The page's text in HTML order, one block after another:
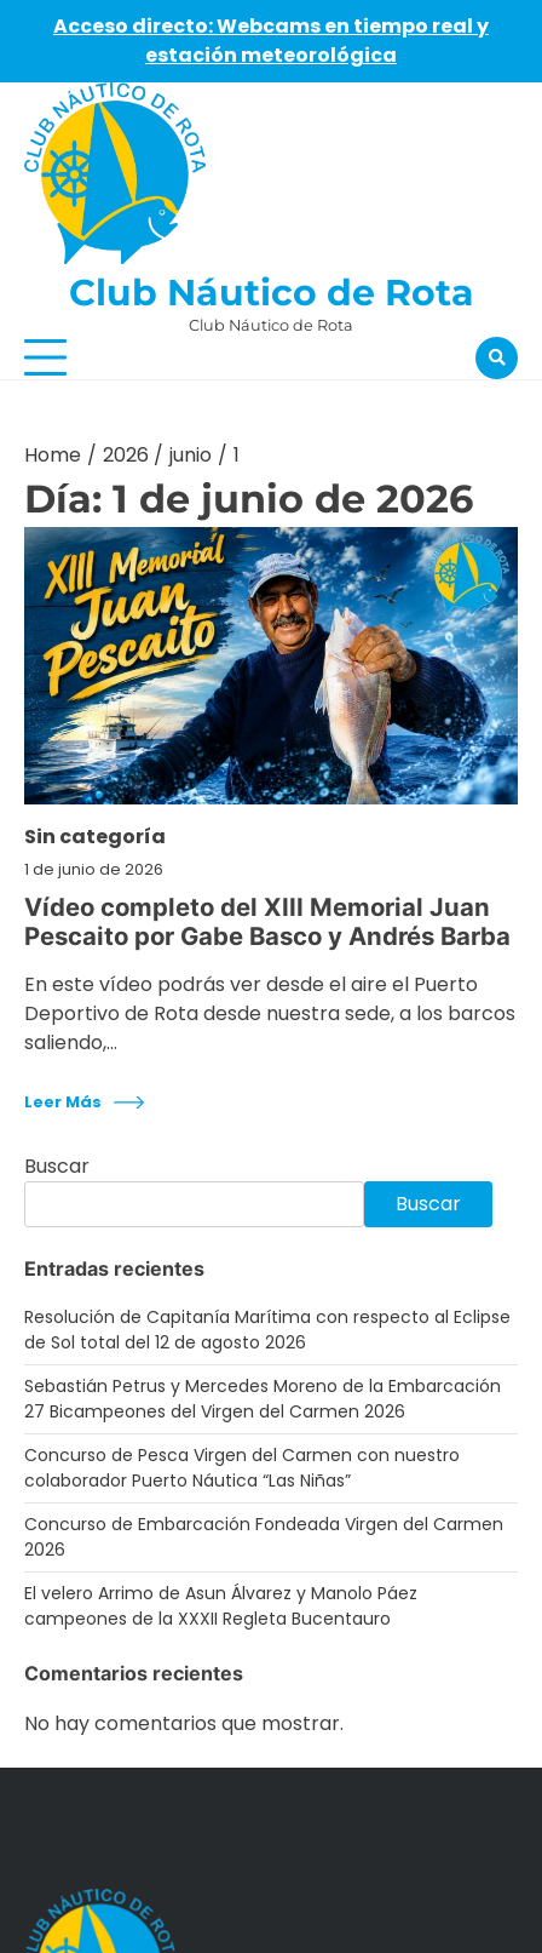
Acceso directo: Webcams en tiempo real y
estación meteorológica
content
Club Náutico de Rota
Club Náutico de Rota
Home 2026 junio 1
Día: 1 de junio de 2026
Sin categoría
1 de junio de 2026
Vídeo completo del XIII Memorial Juan
Pescaito por Gabe Basco y Andrés Barba
En este vídeo podrás ver desde el aire el Puerto
Deportivo de Rota desde nuestra sede, a los barcos
saliendo,…
Leer Más
Buscar
Buscar
Entradas recientes
Resolución de Capitanía Marítima con respecto al Eclipse
de Sol total del 12 de agosto 2026
Sebastián Petrus y Mercedes Moreno de la Embarcación
27 Bicampeones del Virgen del Carmen 2026
Concurso de Pesca Virgen del Carmen con nuestro
colaborador Puerto Náutica “Las Niñas”
Concurso de Embarcación Fondeada Virgen del Carmen
2026
El velero Arrimo de Asun Álvarez y Manolo Páez
campeones de la XXXII Regleta Bucentauro
Comentarios recientes
No hay comentarios que mostrar.